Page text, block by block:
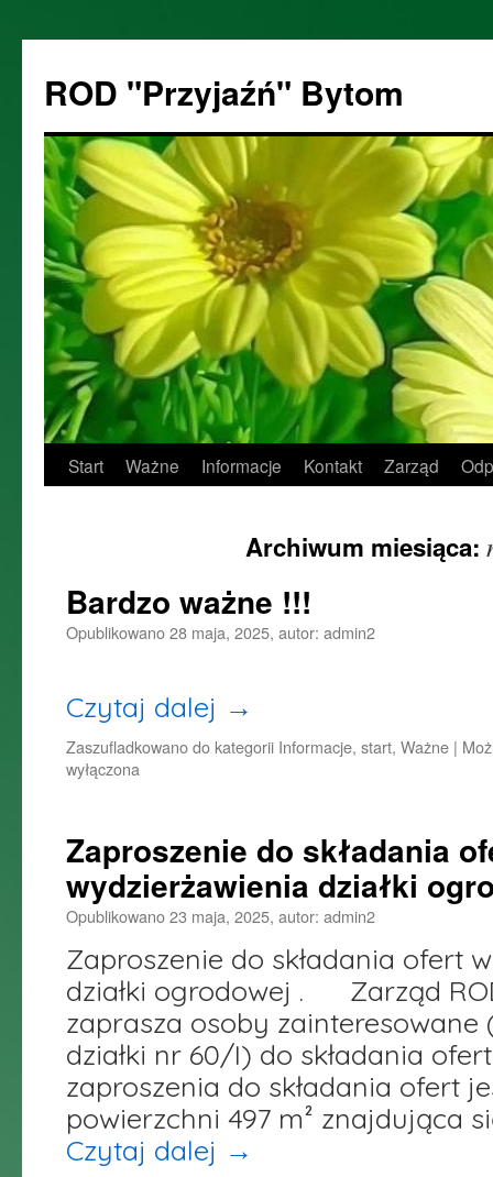
ROD "Przyjaźń" Bytom
Przejdź
Start Ważne Informacje Kontakt Zarząd
Archiwum miesiąca:
Bardzo ważne !!!
Opublikowano28 maja, 2025, autor: admin2
Czytaj dalej →
Zaszufladkowano do kategorii Informacje, start, Ważne |
wyłączona
Zaproszenie do składania
wydzierżawienia działki
Opublikowano23 maja, 2025, autor: admin2
Zaproszenie do składania ofert
działki ogrodowej . Zarząd
zaprasza osoby zainteresowane
działki nr 60/I) do składania
zaproszenia do składania ofert
powierzchni 497 m² znajdująca
Czytaj dalej →